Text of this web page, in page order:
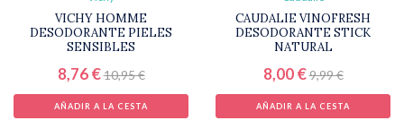
VICHY HOMME
DESODORANTE PIELES
SENSIBLES
8,76 €10,95 €
AÑADIR A LA CESTA
CAUDALIE VINOFRESH
DESODORANTE STICK
NATURAL
8,00 €9,99 €
AÑADIR A LA CESTA